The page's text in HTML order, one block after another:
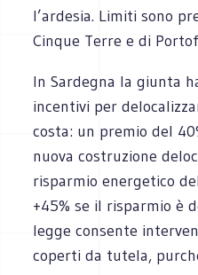
l’ardesia. Limiti sono
Cinque Terre e di
In Sardegna la giunta
incentivi per
costa: un premio del
nuova costruzione
risparmio energetico
+45% se il risparmio è
legge consente
coperti da tutela,